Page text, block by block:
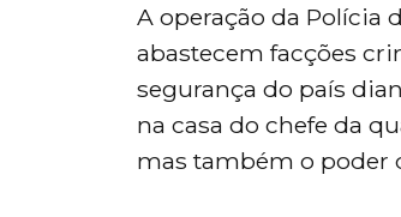
A operação da Polícia
abastecem facções
segurança do país
na casa do chefe da
mas também o poder